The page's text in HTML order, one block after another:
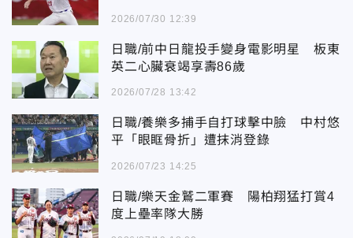
2026/07/30 12:39
日職/前中日龍投手變身電影明星 板東
英二心臟衰竭享壽86歲
2026/07/28 13:42
日職/養樂多捕手自打球擊中臉 中村悠
平「眼眶骨折」遭抹消登錄
2026/07/23 14:25
日職/樂天金鷲二軍賽 陽柏翔猛打賞4
度上壘率隊大勝